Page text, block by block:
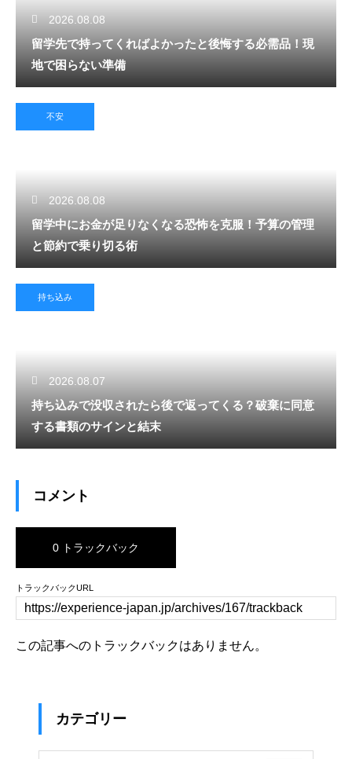
2026.08.08
留学先で持ってくればよかったと後悔する必需品！現
地で困らない準備
不安
2026.08.08
留学中にお金が足りなくなる恐怖を克服！予算の管理
と節約で乗り切る術
持ち込み
2026.08.07
持ち込みで没収されたら後で返ってくる？破棄に同意
する書類のサインと結末
コメント
0 トラックバック
トラックバックURL
この記事へのトラックバックはありません。
カテゴリー